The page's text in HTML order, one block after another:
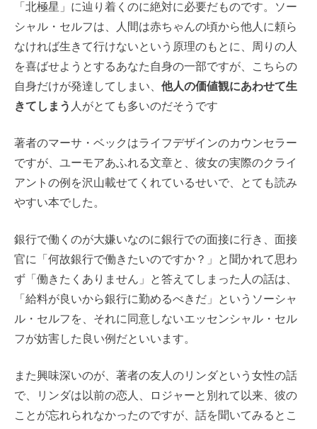
「北極星」に辿り着くのに絶対に必要だものです。ソー
シャル・セルフは、人間は赤ちゃんの頃から他人に頼ら
なければ生きて行けないという原理のもとに、周りの人
を喜ばせようとするあなた自身の一部ですが、こちらの
自身だけが発達してしまい、 他人の価値観にあわせて生
きてしまう 人がとても多いのだそうです
著者のマーサ・ベックはライフデザインのカウンセラー
ですが、ユーモアあふれる文章と、彼女の実際のクライ
アントの例を沢山載せてくれているせいで、とても読み
やすい本でした。
銀行で働くのが大嫌いなのに銀行での面接に行き、面接
官に「何故銀行で働きたいのですか？」と聞かれて思わ
ず「働きたくありません」と答えてしまった人の話は、
「給料が良いから銀行に勤めるべきだ」というソーシャ
ル・セルフを、それに同意しないエッセンシャル・セル
フが妨害した良い例だといいます。
また興味深いのが、著者の友人のリンダという女性の話
で、リンダは以前の恋人、ロジャーと別れて以来、彼の
ことが忘れられなかったのですが、話を聞いてみるとこ